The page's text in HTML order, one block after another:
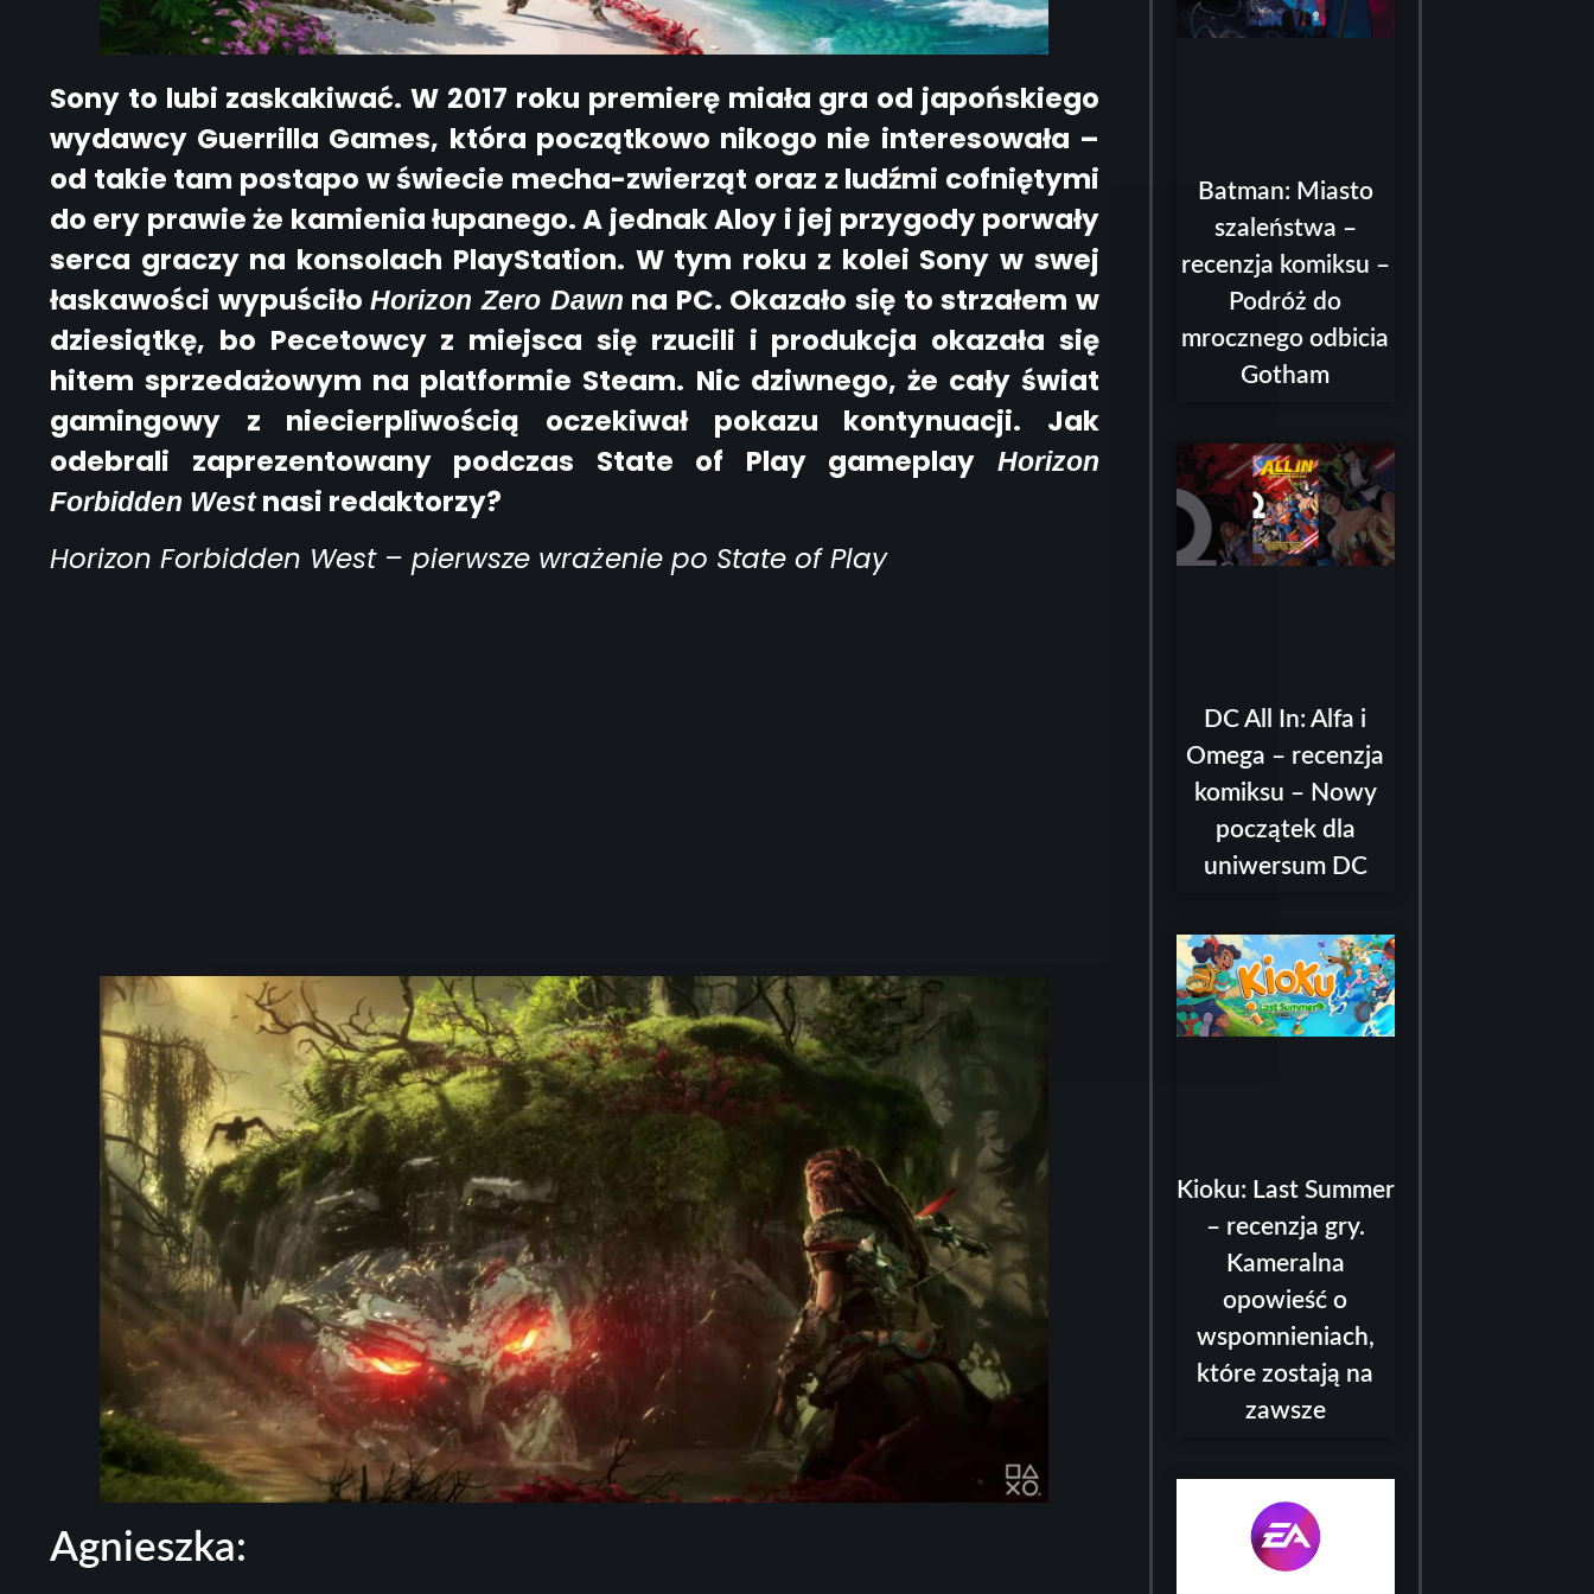
Sony to lubi zaskakiwać. W 2017 roku premierę miała gra od japońskiego
wydawcy Guerrilla Games, która początkowo nikogo nie interesowała –
od takie tam postapo w świecie mecha-zwierząt oraz z ludźmi cofniętymi
do ery prawie że kamienia łupanego. A jednak Aloy i jej przygody porwały
serca graczy na konsolach PlayStation. W tym roku z kolei Sony w swej
łaskawości wypuściłoHorizon Zero Dawn na PC. Okazało się to strzałem w
dziesiątkę, bo Pecetowcy z miejsca się rzucili i produkcja okazała się
hitem sprzedażowym na platformie Steam. Nic dziwnego, że cały świat
gamingowy z niecierpliwością oczekiwał pokazu kontynuacji. Jak
odebrali zaprezentowany podczas State of Play gameplay
Horizon
Forbidden Westnasi redaktorzy?
Horizon Forbidden West – pierwsze wrażenie po State of Play
Agnieszka:
Batman: Miasto
szaleństwa –
recenzja komiksu –
Podróż do
mrocznego odbicia
Gotham
DC All In: Alfa i
Omega – recenzja
komiksu – Nowy
początek dla
uniwersum DC
Kioku: Last Summer
– recenzja gry.
Kameralna
opowieść o
wspomnieniach,
które zostają na
zawsze